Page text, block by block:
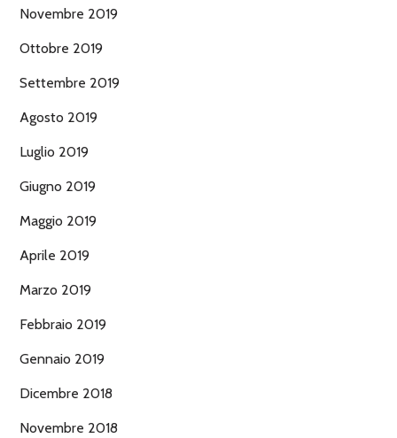
Novembre 2019
Ottobre 2019
Settembre 2019
Agosto 2019
Luglio 2019
Giugno 2019
Maggio 2019
Aprile 2019
Marzo 2019
Febbraio 2019
Gennaio 2019
Dicembre 2018
Novembre 2018